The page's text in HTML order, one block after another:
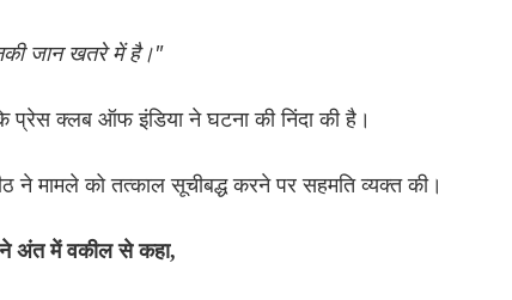
जान खतरे में है।"
प्रेस क्लब ऑफ इंडिया ने घटना की निंदा की है।
ने मामले को तत्काल सूचीबद्ध करने पर सहमति व्यक्त की।
ने अंत में वकील से कहा,